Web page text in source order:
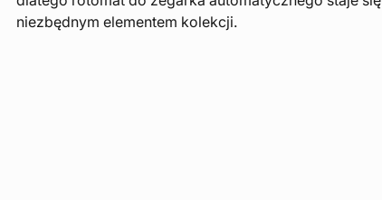
niezbędnym elementem kolekcji.